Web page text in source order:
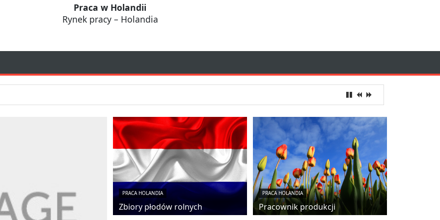
Praca w Holandii
Rynek pracy – Holandia
PRACA HOLANDIA
Zbiory płodów rolnych
PRACA HOLANDIA
Pracownik produkcji